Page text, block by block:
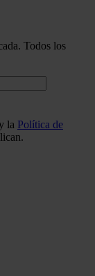
Todos los
la Política de